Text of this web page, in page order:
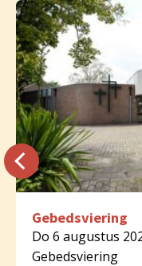
Gebedsviering
Do 6 augustus
Gebedsviering